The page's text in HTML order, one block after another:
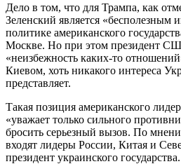
Дело в том, что для Трампа, как
Зеленский является «бесполезным
политике американского
Москве. Но при этом президент
«неизбежность каких-то
Киевом, хоть никакого интереса
представляет.
Такая позиция американского
«уважает только сильного
бросить серьезный вызов. По
входят лидеры России, Китая и
президент украинского государства.